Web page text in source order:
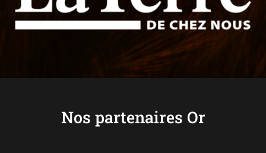
Nos partenaires Or